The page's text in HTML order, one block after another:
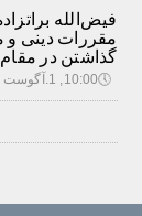
فیض‌الله
مقررات دینی و
گذاشتن در مقام
🕔10:00, 1.آگوست 2018